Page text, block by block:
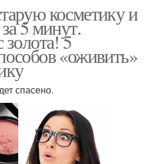
косметику и
5 минут.
5
«оживить»
спасено.